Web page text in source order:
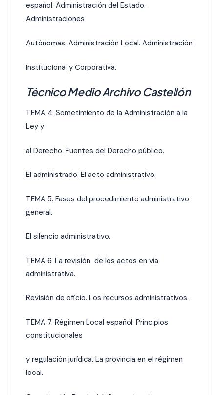
español. Administración del Estado.
Administraciones
Autónomas. Administración Local. Administración
Institucional y Corporativa.
Técnico Medio Archivo Castellón
TEMA 4. Sometimiento de la Administración a la
Ley y
al Derecho. Fuentes del Derecho público.
El administrado. El acto administrativo.
TEMA 5. Fases del procedimiento administrativo
general.
El silencio administrativo.
TEMA 6. La revisión de los actos en vía
administrativa.
Revisión de oficio. Los recursos administrativos.
TEMA 7. Régimen Local español. Principios
constitucionales
y regulación jurídica. La provincia en el régimen
local.